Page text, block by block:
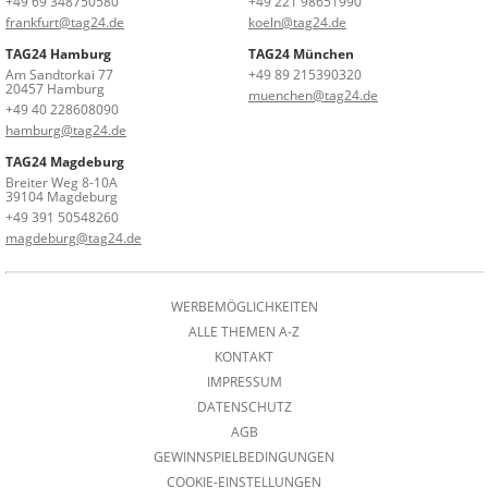
frankfurt@tag24.de
koeln@tag24.de
TAG24 Hamburg
Am Sandtorkai 77
20457 Hamburg
+49 40 228608090
hamburg@tag24.de
TAG24 München
+49 89 215390320
muenchen@tag24.de
TAG24 Magdeburg
Breiter Weg 8-10A
39104 Magdeburg
+49 391 50548260
magdeburg@tag24.de
WERBEMÖGLICHKEITEN
ALLE THEMEN A-Z
KONTAKT
IMPRESSUM
DATENSCHUTZ
AGB
GEWINNSPIELBEDINGUNGEN
COOKIE-EINSTELLUNGEN